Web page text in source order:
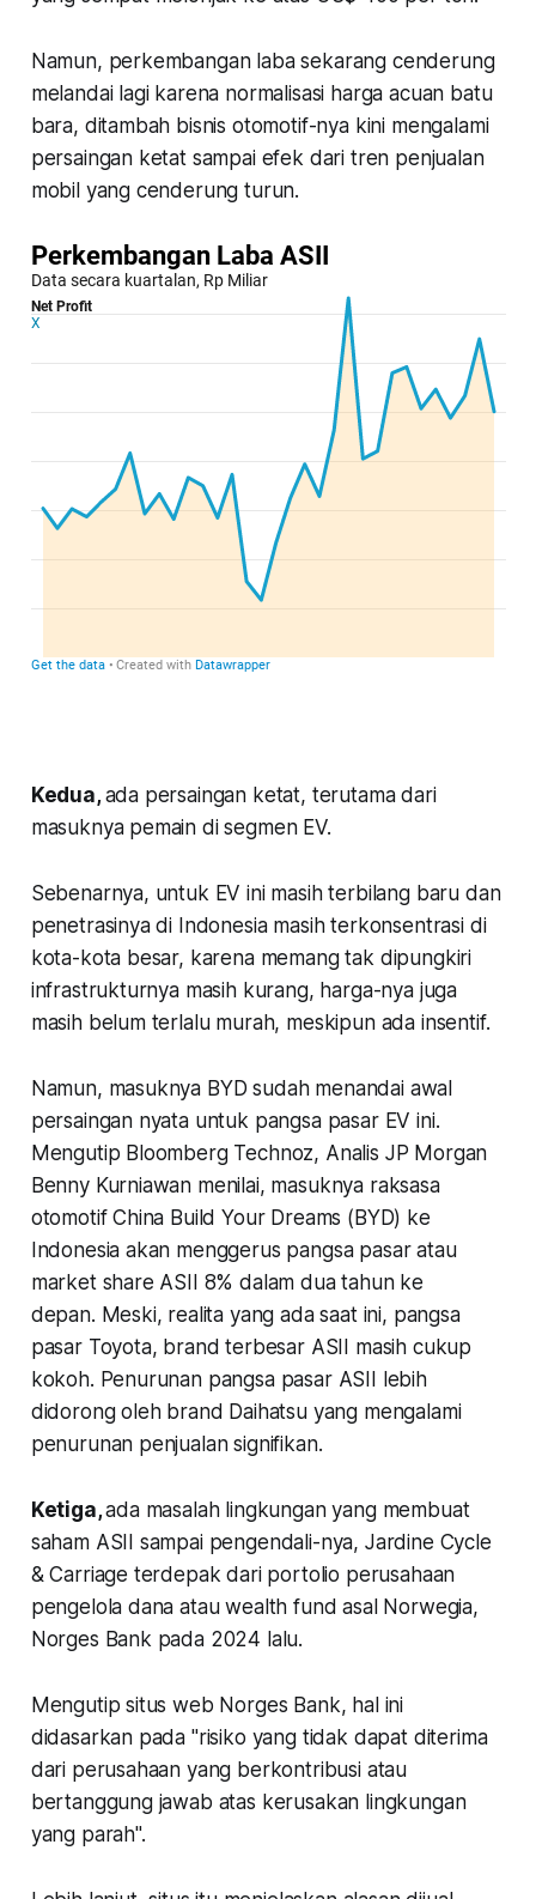
Namun, perkembangan laba sekarang cenderung
melandai lagi karena normalisasi harga acuan batu
bara, ditambah bisnis otomotif-nya kini mengalami
persaingan ketat sampai efek dari tren penjualan
mobil yang cenderung turun.
Kedua,ada persaingan ketat, terutama dari
masuknya pemain di segmen EV.
Sebenarnya, untuk EV ini masih terbilang baru dan
penetrasinya di Indonesia masih terkonsentrasi di
kota-kota besar, karena memang tak dipungkiri
infrastrukturnya masih kurang, harga-nya juga
masih belum terlalu murah, meskipun ada insentif.
Namun, masuknya BYD sudah menandai awal
persaingan nyata untuk pangsa pasar EV ini.
Mengutip Bloomberg Technoz, Analis JP Morgan
Benny Kurniawan menilai, masuknya raksasa
otomotif China Build Your Dreams (BYD) ke
Indonesia akan menggerus pangsa pasar atau
market share ASII 8% dalam dua tahun ke
depan. Meski, realita yang ada saat ini, pangsa
pasar Toyota, brand terbesar ASII masih cukup
kokoh. Penurunan pangsa pasar ASII lebih
didorong oleh brand Daihatsu yang mengalami
penurunan penjualan signifikan.
Ketiga,ada masalah lingkungan yang membuat
saham ASII sampai pengendali-nya, Jardine Cycle
& Carriage terdepak dari portolio perusahaan
pengelola dana atau wealth fund asal Norwegia,
Norges Bank pada 2024 lalu.
Mengutip situs web Norges Bank, hal ini
didasarkan pada "risiko yang tidak dapat diterima
dari perusahaan yang berkontribusi atau
bertanggung jawab atas kerusakan lingkungan
yang parah".